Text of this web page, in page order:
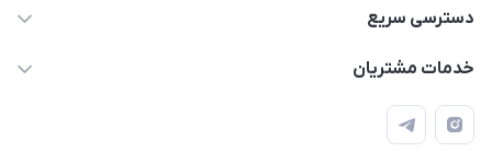
03538252575
اینترنتی یزدانا
دسترسی سریع
حساب کاربری
لیست محصولات
خدمات مشتریان
راهنمای ثبت سفارش
حریم خصوصی